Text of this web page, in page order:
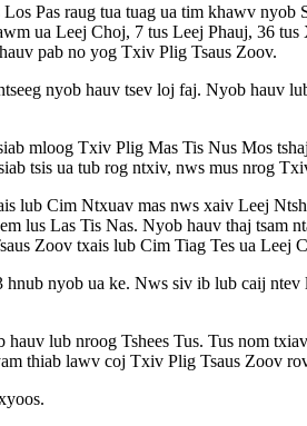
Pas raug tua tuag ua tim khawv
ua Leej Choj, 7 tus Leej Phauj, 36
pab no yog Txiv Plig Tsaus Zoov.
nyob hauv tsev loj faj. Nyob hauv
mloog Txiv Plig Mas Tis Nus Mos
tsis ua tub rog ntxiv, nws mus nrog
lub Cim Ntxuav mas nws xaiv Leej
Las Tis Nas. Nyob hauv thaj tsam
Zoov txais lub Cim Tiag Tes ua Leej
nyob ua ke. Nws siv ib lub caij
lub nroog Tshees Tus. Tus nom
thiab lawv coj Txiv Plig Tsaus Zoov